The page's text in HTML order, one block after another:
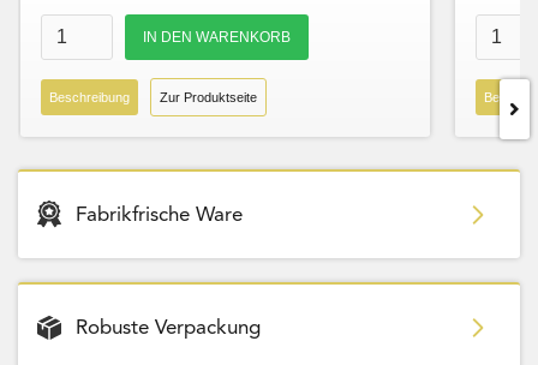
Beschreibung Zur Produktseite
Fabrikfrische Ware
Robuste Verpackung